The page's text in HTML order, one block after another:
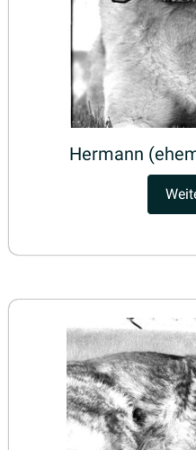
Hermann